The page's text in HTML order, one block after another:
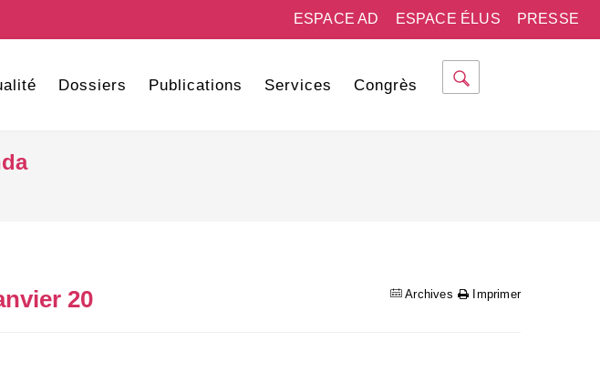
PRESSE
ESPACE ÉLUS
ESPACE AD
Dossiers Publications Services Congrès
Archives Imprimer
20